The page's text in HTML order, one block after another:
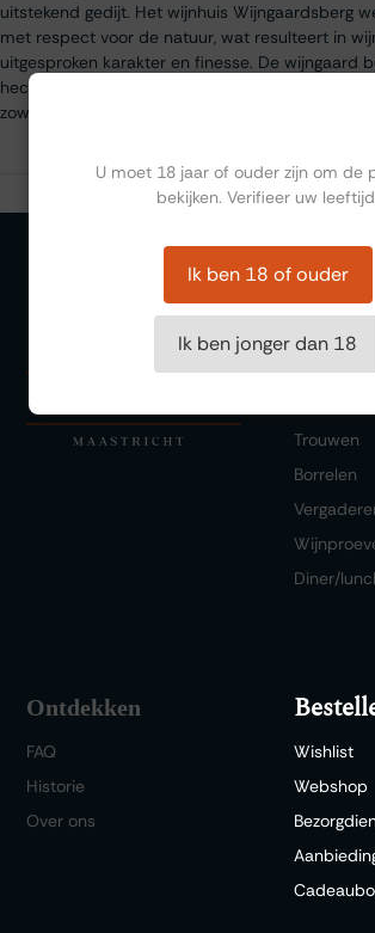
uitstekend gedijt. Het wijnhuis Wijngaardsberg
met respect voor de natuur, wat resulteert in
uitgesproken karakter en finesse. De wijngaard
hectare en produceert voornamelijk Pinot Noir
zowel nationaal als internationaal worden
Zalen
Trouwen
Borrelen
Diner/
Ontdekken
FAQ
Historie
Over ons
Wishlist
Webshop
U moet 18 jaar of ouder zijn om de
bekijken. Verifieer uw
Ik ben 18 of ouder
Ik ben jonger dan 18